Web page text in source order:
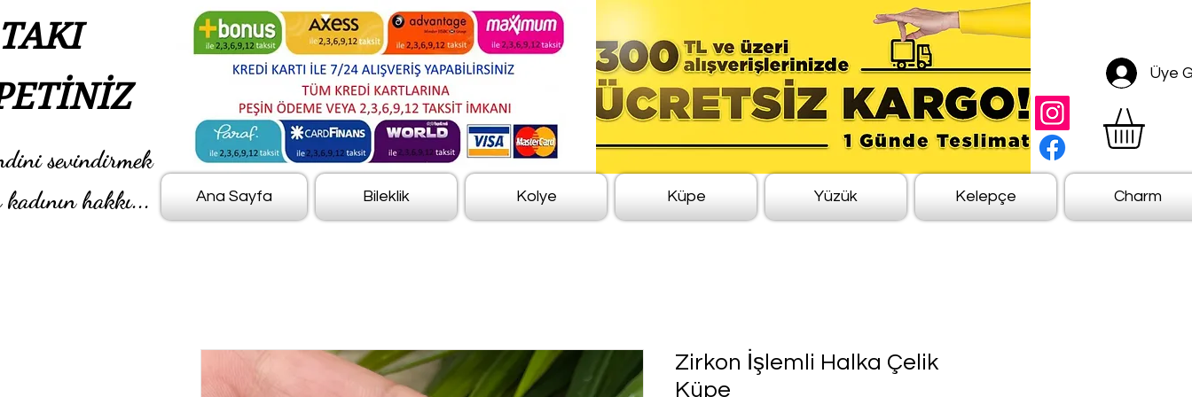
sevindirmek
hakkı...
Üye
Ana Sayfa Bileklik Kolye Küpe Yüzük Kelepçe Charm
Zirkon İşlemli Halka Çelik
Küpe